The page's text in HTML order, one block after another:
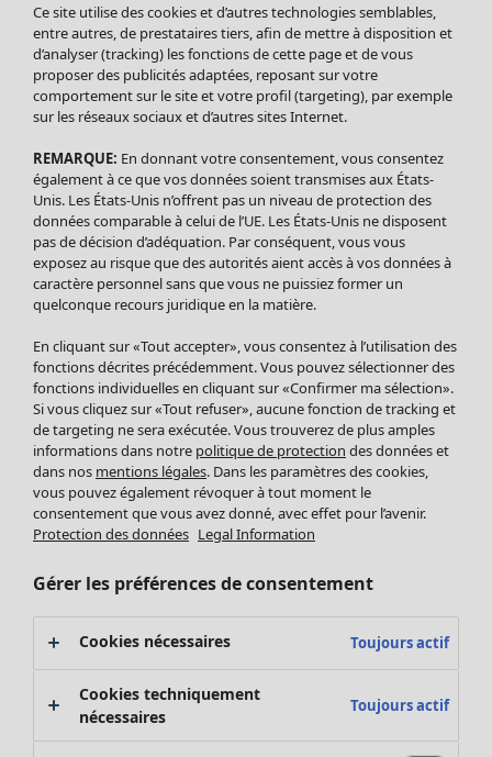
Soldes Vêtements
Tous les vêtements
Robes
Tuniques
Blouses
Tops
Gilets
Pantalon
Jupes
Leggings et collants
Accessoires
Chaussures
Vêtements de bain
Basics
Soldes Mobilier
Bonnes affaires déco
Décoration
Textiles
Tapis
Éponge
Ce site utilise des cookies et d’autres technologies semblables,
entre autres, de prestataires tiers, afin de mettre à disposition et
d’analyser (tracking) les fonctions de cette page et de vous
proposer des publicités adaptées, reposant sur votre
comportement sur le site et votre profil (targeting), par exemple
sur les réseaux sociaux et d’autres sites Internet.
REMARQUE: En donnant votre consentement, vous consentez
également à ce que vos données soient transmises aux États-
Unis. Les États-Unis n’offrent pas un niveau de protection des
données comparable à celui de l’UE. Les États-Unis ne disposent
pas de décision d’adéquation. Par conséquent, vous vous
exposez au risque que des autorités aient accès à vos données à
caractère personnel sans que vous ne puissiez former un
quelconque recours juridique en la matière.
En cliquant sur «Tout accepter», vous consentez à l’utilisation des
fonctions décrites précédemment. Vous pouvez sélectionner des
fonctions individuelles en cliquant sur «Confirmer ma sélection».
Si vous cliquez sur «Tout refuser», aucune fonction de tracking et
de targeting ne sera exécutée. Vous trouverez de plus amples
informations dans notre politique de protection des données et
dans nos mentions légales. Dans les paramètres des cookies,
vous pouvez également révoquer à tout moment le
consentement que vous avez donné, avec effet pour l’avenir.
Protection des données Legal Information
Gérer les préférences de consentement
Cookies nécessaires Toujours actif
Cookies techniquement
nécessaires
Toujours actif